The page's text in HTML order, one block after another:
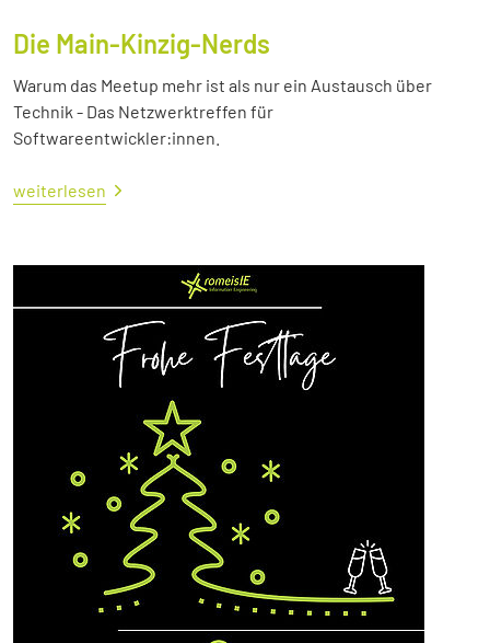
Die Main-Kinzig-Nerds
Warum das Meetup mehr ist als nur ein Austausch über
Technik - Das Netzwerktreffen für
Softwareentwickler:innen.
weiterlesen